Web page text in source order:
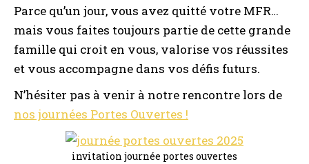
Parce qu’un jour, vous avez quitté votre MFR…
mais vous faites toujours partie de cette grande
famille qui croit en vous, valorise vos réussites
et vous accompagne dans vos défis futurs.
N’hésiter pas à venir à notre rencontre lors de
nos journées Portes Ouvertes !
invitation journée portes ouvertes